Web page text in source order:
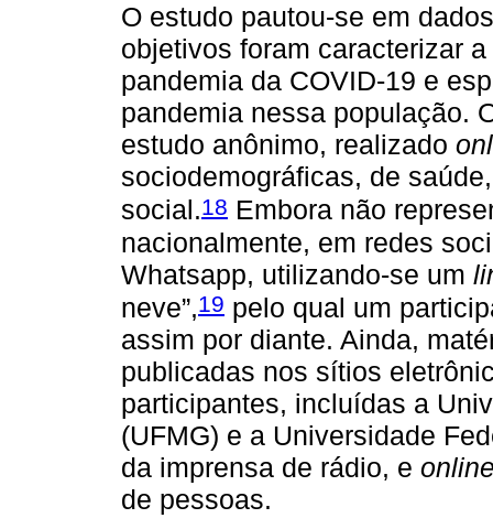
O estudo pautou-se em
objetivos foram caracterizar
pandemia da COVID-19 e
pandemia nessa população.
estudo anônimo, realizado
sociodemográficas, de
social.18 Embora não
nacionalmente, em redes
Whatsapp, utilizando-se um
neve”,19 pelo qual um
assim por diante. Ainda,
publicadas nos sítios
participantes, incluídas a
(UFMG) e a Universidade
da imprensa de rádio, e
de pessoas.